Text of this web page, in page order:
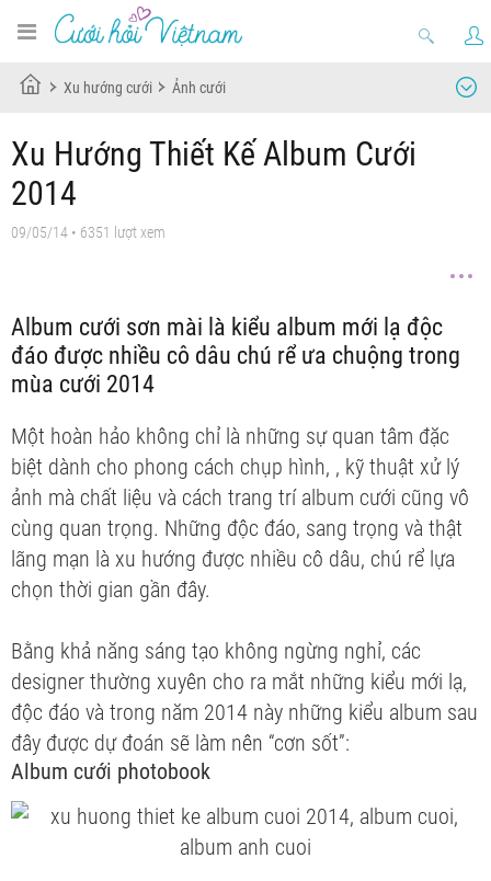
Xu hướng cưới Ảnh cưới
Xu Hướng Thiết Kế Album Cưới
2014
09/05/14 • 6351 lượt xem
Album cưới sơn mài là kiểu album mới lạ độc
đáo được nhiều cô dâu chú rể ưa chuộng trong
mùa cưới 2014
Một hoàn hảo không chỉ là những sự quan tâm đặc
biệt dành cho phong cách chụp hình, , kỹ thuật xử lý
ảnh mà chất liệu và cách trang trí album cưới cũng vô
cùng quan trọng. Những độc đáo, sang trọng và thật
lãng mạn là xu hướng được nhiều cô dâu, chú rể lựa
chọn thời gian gần đây.
Bằng khả năng sáng tạo không ngừng nghỉ, các
designer thường xuyên cho ra mắt những kiểu mới lạ,
độc đáo và trong năm 2014 này những kiểu album sau
đây được dự đoán sẽ làm nên “cơn sốt”:
Album cưới photobook